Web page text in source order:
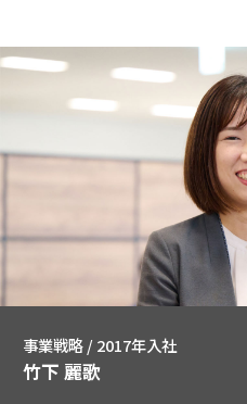
事業戦略 / 2017年入社
竹下 麗歌